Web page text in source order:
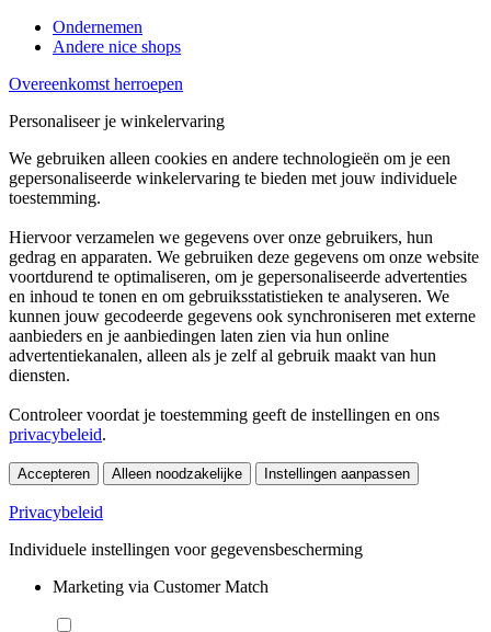
Ondernemen
Andere nice shops
Overeenkomst herroepen
Personaliseer je winkelervaring
We gebruiken alleen cookies en andere technologieën om je een
gepersonaliseerde winkelervaring te bieden met jouw individuele
toestemming.
Hiervoor verzamelen we gegevens over onze gebruikers, hun
gedrag en apparaten. We gebruiken deze gegevens om onze website
voortdurend te optimaliseren, om je gepersonaliseerde advertenties
en inhoud te tonen en om gebruiksstatistieken te analyseren. We
kunnen jouw gecodeerde gegevens ook synchroniseren met externe
aanbieders en je aanbiedingen laten zien via hun online
advertentiekanalen, alleen als je zelf al gebruik maakt van hun
diensten.
Controleer voordat je toestemming geeft de instellingen en ons
privacybeleid.
Accepteren Alleen noodzakelijke Instellingen aanpassen
Privacybeleid
Individuele instellingen voor gegevensbescherming
Marketing via Customer Match